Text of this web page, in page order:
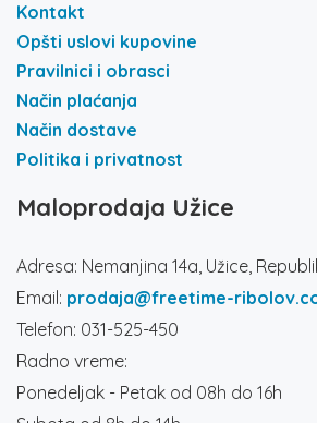
Kontakt
Opšti uslovi kupovine
Pravilnici i obrasci
Način plaćanja
Način dostave
Politika i privatnost
Maloprodaja Užice
Adresa: Nemanjina 14a, Užice,
Email: prodaja@freetime-
Telefon: 031-525-450
Radno vreme:
Ponedeljak - Petak od 08h do 16h